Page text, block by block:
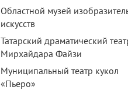
Областной музей
искусств
Татарский драматический
Мирхайдара Файзи
Муниципальный театр кукол
«Пьеро»